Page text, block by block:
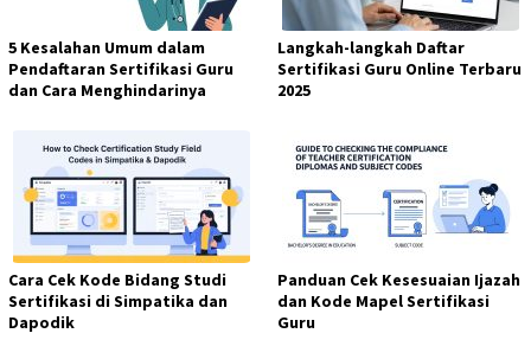
5 Kesalahan Umum dalam
Pendaftaran Sertifikasi Guru
dan Cara Menghindarinya
Langkah-langkah Daftar
Sertifikasi Guru Online Terbaru
2025
Cara Cek Kode Bidang Studi
Sertifikasi di Simpatika dan
Dapodik
Panduan Cek Kesesuaian Ijazah
dan Kode Mapel Sertifikasi
Guru